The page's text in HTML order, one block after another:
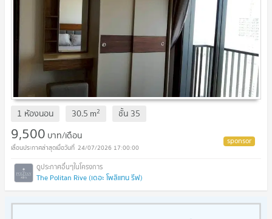
1 ห้องนอน 30.5 m2 ชั้น 35
9,500 บาท/เดือน
24/07/2026 17:00:00
The Politan Rive (เดอะ โพลิแทน รีฟ)